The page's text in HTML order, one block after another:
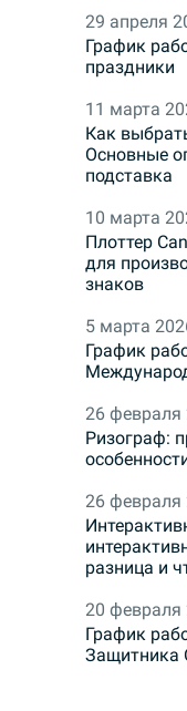
29 апреля
График
праздники
11 марта
Как
Основные
подставка
10 марта
Плоттер
для
знаков
5 марта
График
26 февраля
Ризограф:
26 февраля
разница и
20 февраля
График
Защитника